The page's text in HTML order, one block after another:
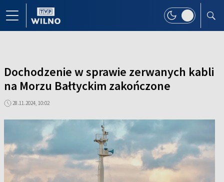
Dochodzenie w sprawie zerwanych kabli
na Morzu Bałtyckim zakończone
28.11.2024, 10:02